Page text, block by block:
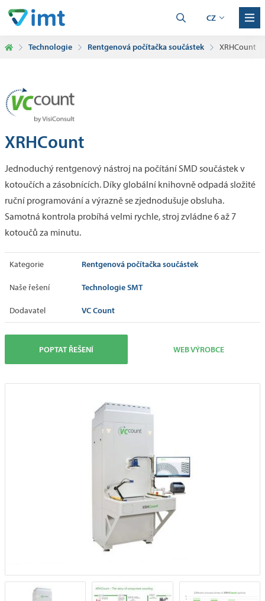
CZ
Technologie Rentgenová počítačka součástek XRHCount
XRHCount
Jednoduchý rentgenový nástroj na počítání SMD součástek v
kotoučích a zásobnících. Díky globální knihovně odpadá složité
ruční programování a výrazně se zjednodušuje obsluha.
Samotná kontrola probíhá velmi rychle, stroj zvládne 6 až 7
kotoučů za minutu.
Kategorie Rentgenová počítačka součástek
Naše řešení Technologie SMT
Dodavatel VC Count
POPTAT ŘEŠENÍ WEB VÝROBCE